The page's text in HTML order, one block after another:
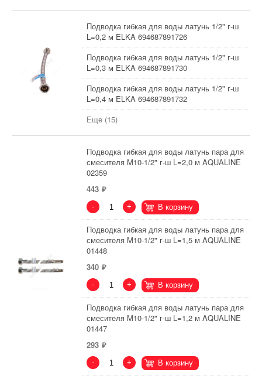
Подводка гибкая для воды латунь 1/2" г-ш
L=0,2 м ELKA 694687891726
Подводка гибкая для воды латунь 1/2" г-ш
L=0,3 м ELKA 694687891730
Подводка гибкая для воды латунь 1/2" г-ш
L=0,4 м ELKA 694687891732
Еще (15)
Подводка гибкая для воды латунь пара для
смесителя M10-1/2" г-ш L=2,0 м AQUALINE
02359
443
- + В корзину
Подводка гибкая для воды латунь пара для
смесителя M10-1/2" г-ш L=1,5 м AQUALINE
01448
340
- + В корзину
Подводка гибкая для воды латунь пара для
смесителя M10-1/2" г-ш L=1,2 м AQUALINE
01447
293
- + В корзину